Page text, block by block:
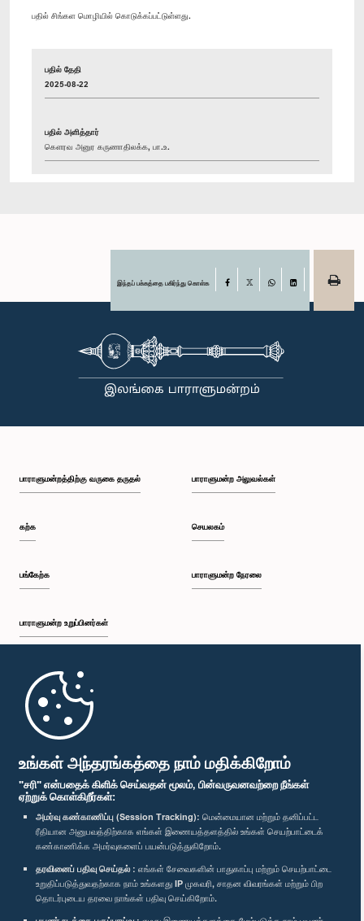
உங்கள் அந்தரங்கத்தை நாம் மதிக்கிறோம்
"சரி" என்பதைக் கிளிக் செய்வதன் மூலம், பின்வருவனவற்றை நீங்கள்
ஏற்றுக் கொள்கிறீர்கள்:
அமர்வு கண்காணிப்பு (Session Tracking): மென்மையான மற்றும் தனிப்பட்ட
ரீதியான அனுபவத்திற்காக எங்கள் இணையத்தளத்தில் உங்கள் செயற்பாட்டைக்
கண்காணிக்க அமர்வுகளைப் பயன்படுத்துகிறோம்.
தரவினைப் பதிவு செய்தல் : எங்கள் சேவைகளின் பாதுகாப்பு மற்றும் செயற்பாட்டை
உறுதிப்படுத்துவதற்காக நாம் உங்களது IP முகவரி, சாதன விவரங்கள் மற்றும் பிற
தொடர்புடைய தரவை நாங்கள் பதிவு செய்கிறோம்.
பதில் சிங்கள மொழியில் கொடுக்கப்பட்டுள்ளது.
பதில் தேதி
2025-08-22
பதில் அளித்தார்
கௌரவ அனுர கருணாதிலக்க, பா.உ.
இந்தப் பக்கத்தை பகிர்ந்து கொள்க Facebook
பாராளுமன்றத்திற்கு வருகை தருதல்
கற்க
பங்கேற்க
பாராளுமன்ற உறுப்பினர்கள்
முதற்பக்கம்
பாராளுமன்ற அலுவல்கள்
செயலகம்
பாராளுமன்ற நேரலை
பாராளுமன்ற கையடக்க செயலி
எம்மை பின்தொடர்க :
விருதுகள்